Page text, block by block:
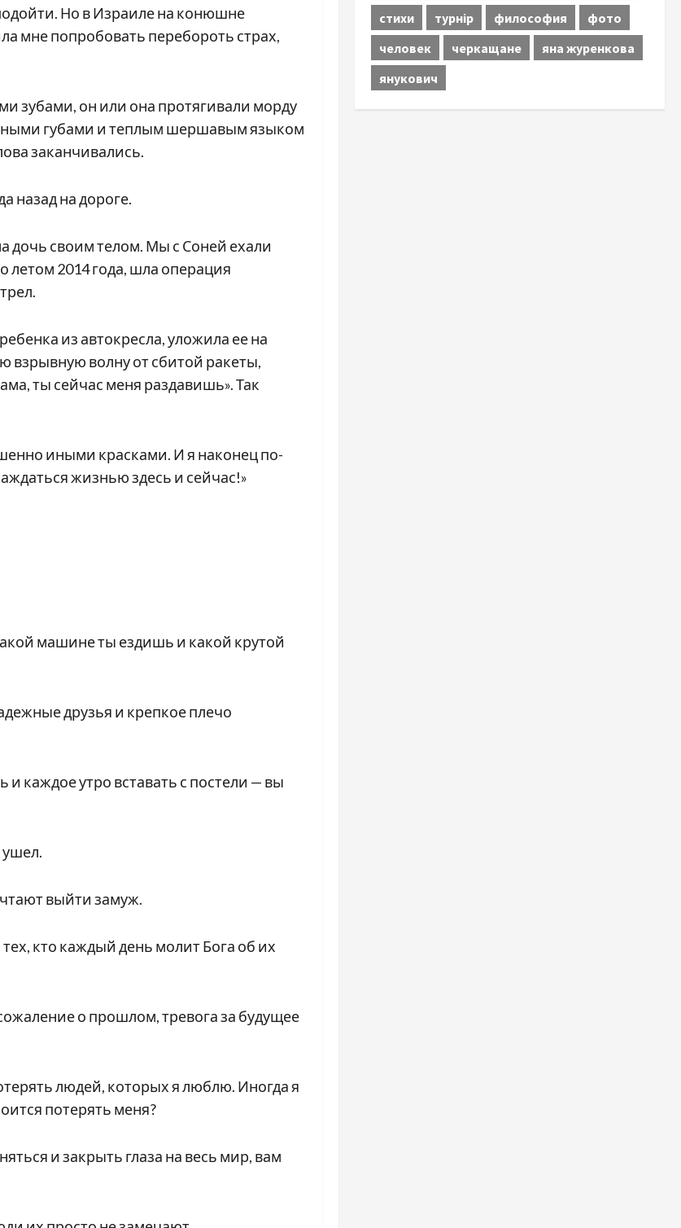
Но в Израиле на конюшне
мне попробовать перебороть страх,
зубами, он или она протягивали морду
губами и теплым шершавым языком
заканчивались.
назад на дороге.
дочь своим телом. Мы с Соней ехали
2014 года, шла операция
из автокресла, уложила ее на
взрывную волну от сбитой ракеты,
ты сейчас меня раздавишь». Так
иными красками. И я наконец по-
жизнью здесь и сейчас!»
машине ты ездишь и какой крутой
друзья и крепкое плечо
каждое утро вставать с постели — вы
ушел.
выйти замуж.
кто каждый день молит Бога об их
о прошлом, тревога за будущее
людей, которых я люблю. Иногда я
потерять меня?
и закрыть глаза на весь мир, вам
стихи
турнір философия
фото
человек
черкащане
яна журенкова
янукович